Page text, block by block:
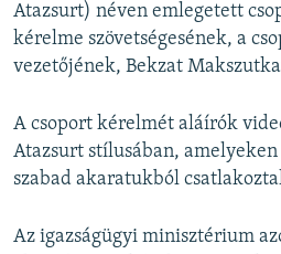
Atazsurt) néven emlegetett
kérelme szövetségesének, a
vezetőjének, Bekzat
A csoport kérelmét aláírók
Atazsurt stílusában,
szabad akaratukból
Az igazságügyi minisztérium